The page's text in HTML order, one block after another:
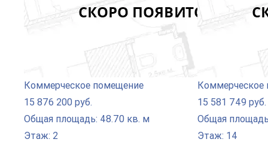
Коммерческое помещение
15 876 200 руб.
Общая площадь: 48.70 кв. м
Этаж: 2
Коммерческое
15 581 749 руб.
Общая
Этаж: 14